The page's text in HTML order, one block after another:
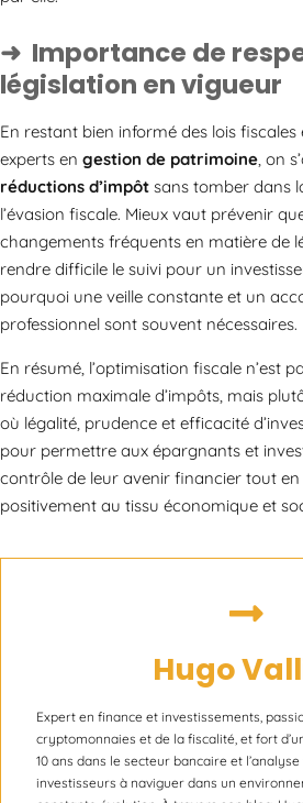
Importance de
législation en vigueur
En restant bien informé des lois
experts en gestion de patrimoine, on
réductions d’impôt sans tomber dans
l’évasion fiscale. Mieux vaut prévenir
changements fréquents en matière de
rendre difficile le suivi pour un
pourquoi une veille constante et un
professionnel sont souvent nécessaires.
En résumé, l’optimisation fiscale n’est
réduction maximale d’impôts, mais
où légalité, prudence et efficacité
pour permettre aux épargnants et
contrôle de leur avenir financier tout
positivement au tissu économique et
Hugo
Expert en finance et investissements,
cryptomonnaies et de la fiscalité, et fort
10 ans dans le secteur bancaire et
investisseurs à naviguer dans un